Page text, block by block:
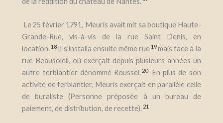
Le 25 février 1791, Meuris avait mit sa boutique Haute-
Grande-Rue, vis-à-vis de la rue Saint Denis, en
location. 18 Il s’installa ensuite même rue 19mais face à la
rue Beausoleil, où exerçait depuis plusieurs années un
autre ferblantier dénommé Roussel. 20
En plus de son
activité de ferblantier, Meuris exerçait en parallèle celle
de buraliste (Personne préposée à un bureau de
paiement, de distribution, de recette). 21